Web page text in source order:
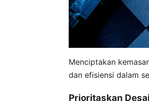
Menciptakan
dan efisiensi dalam
Prioritaskan